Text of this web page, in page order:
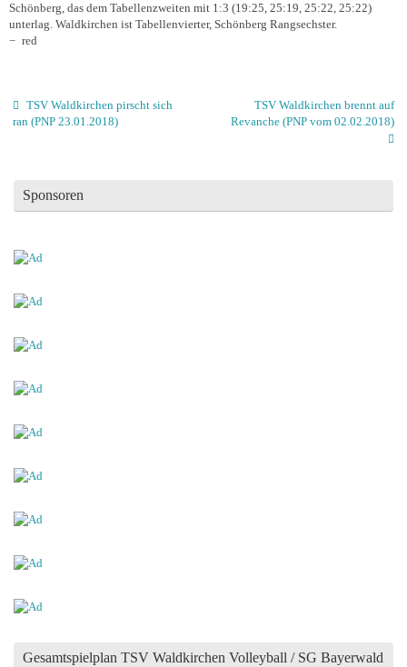
Schönberg, das dem Tabellenzweiten mit 1:3 (19:25, 25:19, 25:22, 25:22)
unterlag. Waldkirchen ist Tabellenvierter, Schönberg Rangsechster.
− red
TSV Waldkirchen pirscht sich
ran (PNP 23.01.2018)
TSV Waldkirchen brennt auf
Revanche (PNP vom 02.02.2018)
Sponsoren
Gesamtspielplan TSV Waldkirchen Volleyball / SG Bayerwald